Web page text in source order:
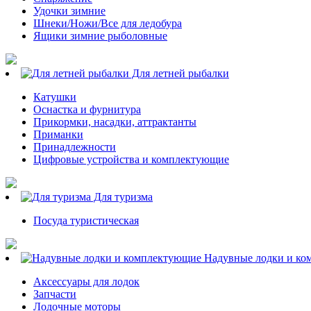
Удочки зимние
Шнеки/Ножи/Все для ледобура
Ящики зимние рыболовные
Для летней рыбалки
Катушки
Оснастка и фурнитура
Прикормки, насадки, аттрактанты
Приманки
Принадлежности
Цифровые устройства и комплектующие
Для туризма
Посуда туристическая
Надувные лодки и
Аксессуары для лодок
Запчасти
Лодочные моторы